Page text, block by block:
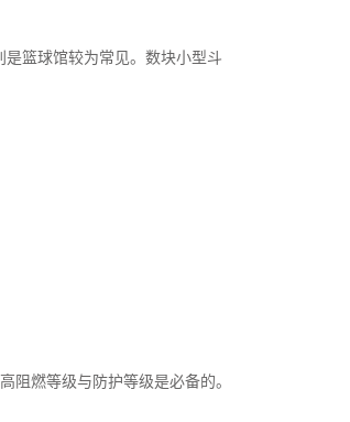
是篮球馆较为常见。数块小型斗
阻燃等级与防护等级是必备的。